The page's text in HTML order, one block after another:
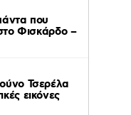
που
Φισκάρδο –
Τσερέλα
εικόνες